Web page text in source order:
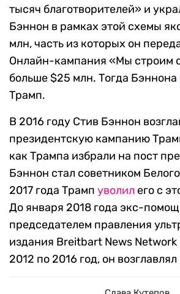
тысяч благотворителей» и
Бэннон в рамках этой схемы
млн, часть из которых он
Онлайн-кампания «Мы строим
больше $25 млн. Тогда Бэннона
Трамп.
В 2016 году Стив Бэннон
президентскую кампанию
как Трампа избрали на пост
Бэннон стал советником
2017 года Трамп уволил его с
До января 2018 года экс-
председателем правления
издания Breitbart News Network
2012 по 2016 год, он